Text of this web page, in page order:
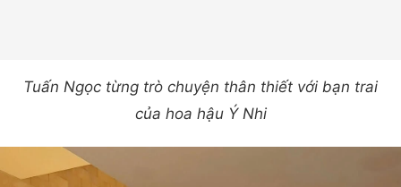
Tuấn Ngọc từng trò chuyện thân thiết với bạn trai
của hoa hậu Ý Nhi